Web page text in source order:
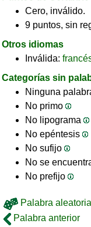
Cero, inválido.
9 puntos, sin
Otros idiomas
Inválida:
Categorías sin
Ninguna
No primo
No lipograma
No epéntesis
No sufijo
No se
No prefijo
Palabra aleatoria
Palabra anterior